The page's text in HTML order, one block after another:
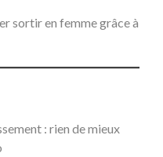
sortir en femme grâce à
: rien de mieux